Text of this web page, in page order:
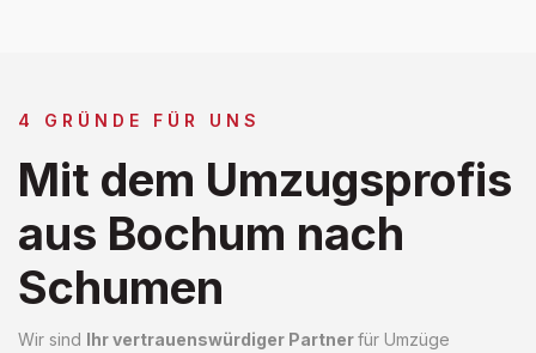
4 GRÜNDE FÜR UNS
Mit dem Umzugsprofis
aus Bochum nach
Schumen
Wir sind Ihr vertrauenswürdiger Partnerfür Umzüge